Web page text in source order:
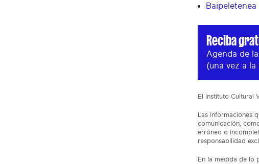
Baipeletenea
Reciba
Agenda de
(una vez a la
El Instituto Cultural
Las informaciones
comunicación,
erróneo o
responsabilidad
En la medida de lo